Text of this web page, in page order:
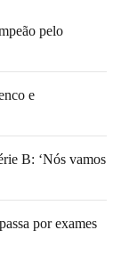
pelo
e
B: ‘Nós vamos
por exames